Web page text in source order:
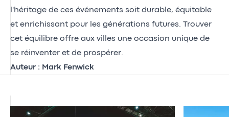
l'héritage de ces événements soit durable, équitable
et enrichissant pour les générations futures. Trouver
cet équilibre offre aux villes une occasion unique de
se réinventer et de prospérer.
Auteur : Mark Fenwick